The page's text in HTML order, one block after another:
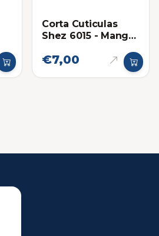
Corta Cuticulas
Shez 6015 - Mango
€7,00